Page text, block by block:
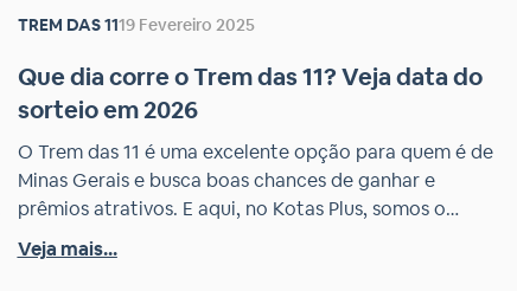
TREM DAS 1119 Fevereiro 2025
Que dia corre o Trem das 11? Veja data do
sorteio em 2026
O Trem das 11 é uma excelente opção para quem é de
Minas Gerais e busca boas chances de ganhar e
prêmios atrativos. E aqui, no Kotas Plus, somos o
parceiro oficial para apostas remotas e você vai saber
do sorteio do Trem das 11. Por ser uma loteria nova,
Veja mais...